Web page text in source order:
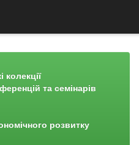
колекції
та семінарів
розвитку